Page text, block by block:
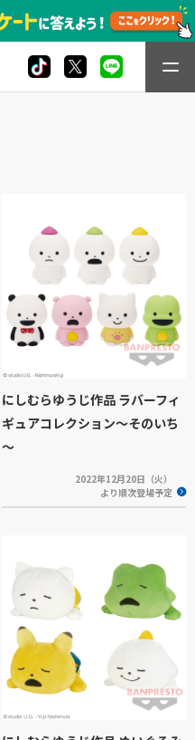
にしむらゆうじ作品 ラバーフィ
ギュアコレクション～そのいち
～
2022年12月20日（火）
より順次登場予定